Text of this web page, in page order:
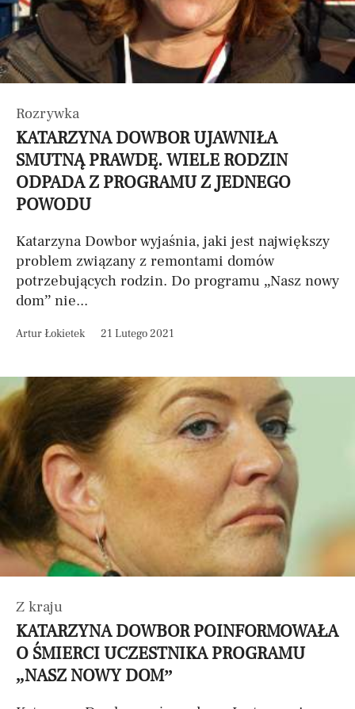
Rozrywka
KATARZYNA DOWBOR UJAWNIŁA
SMUTNĄ PRAWDĘ. WIELE RODZIN
ODPADA Z PROGRAMU Z JEDNEGO
POWODU
Katarzyna Dowbor wyjaśnia, jaki jest największy
problem związany z remontami domów
potrzebujących rodzin. Do programu „Nasz nowy
dom” nie...
Artur Łokietek 21 Lutego 2021
Z kraju
KATARZYNA DOWBOR POINFORMOWAŁA
O ŚMIERCI UCZESTNIKA PROGRAMU
„NASZ NOWY DOM”